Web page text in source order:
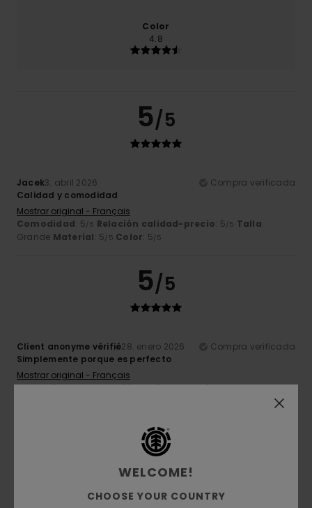
Color
4.8
5/5
Jacek3. abril 2026
Compra verificada
Calidad y comodidad
Mostrar original - Français
Comodidad: 5/5 Relación calidad-precio: 5/5 Talla:
Grande Material: 5/5 Color: 5/5
5/5
Client anonyme vérifié28. enero 2026
Compra verificada
Simplemente porque es perfecto
Mostrar original - Français
Comodidad: 5 Relación calidad-precio: 5 Talla:
5/5
WELCOME!
CHOOSE YOUR COUNTRY